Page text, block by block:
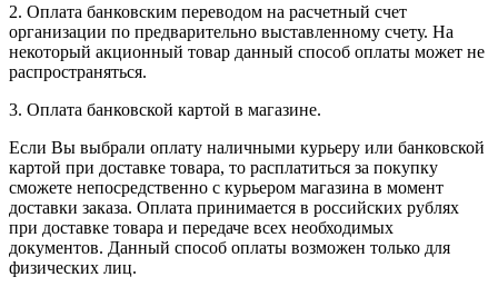
2. Оплата банковским переводом на расчетный счет
организации по предварительно выставленному счету. На
некоторый акционный товар данный способ оплаты может не
распространяться.
3. Оплата банковской картой в магазине.
Если Вы выбрали оплату наличными курьеру или банковской
картой при доставке товара, то расплатиться за покупку
сможете непосредственно с курьером магазина в момент
доставки заказа. Оплата принимается в российских рублях
при доставке товара и передаче всех необходимых
документов. Данный способ оплаты возможен только для
физических лиц.